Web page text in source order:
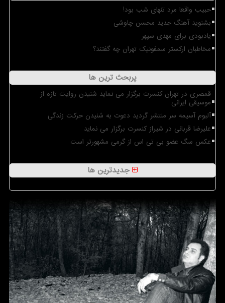
حبیب واقعا مرد تنهای شب بود!
بشنوید آهنگ جدید محسن چاوشی
یادبودی برای مهدی سپهر
مخاطبان ارکستر سمفونیک تهران چه گفتند؟
پربحث ترین ها
قمصری در تهران کنسرت برگزار می نماید شنیدن روایت تازه از
موسیقی ایرانی
آلبوم آسیمه سر منتشر گردید دعوت به شنیدن حرکت زندگی
علیرضا قربانی در شیراز کنسرت برگزار می نماید
عکس سگ عضو بی تی اس از گرمی مشهورتر است
جدیدترین ها